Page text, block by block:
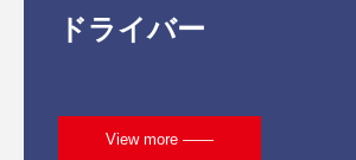
ドライバー
View more ――